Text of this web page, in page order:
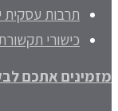
תרבות עסקית
כישורי
מזמינים אתכם